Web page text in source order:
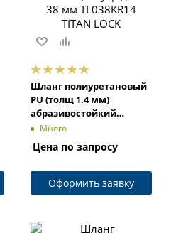
Шланг полиуретановый
PU (толщ 1.4 мм)
абразивостойкий
"KARELIA", внутр.диам.
LOCK
Много
Цена по запросу
Оформить заявку